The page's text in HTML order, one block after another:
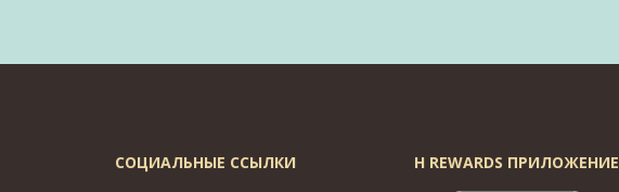
СОЦИАЛЬНЫЕ ССЫЛКИ H REWARDS ПРИЛОЖЕНИЕ